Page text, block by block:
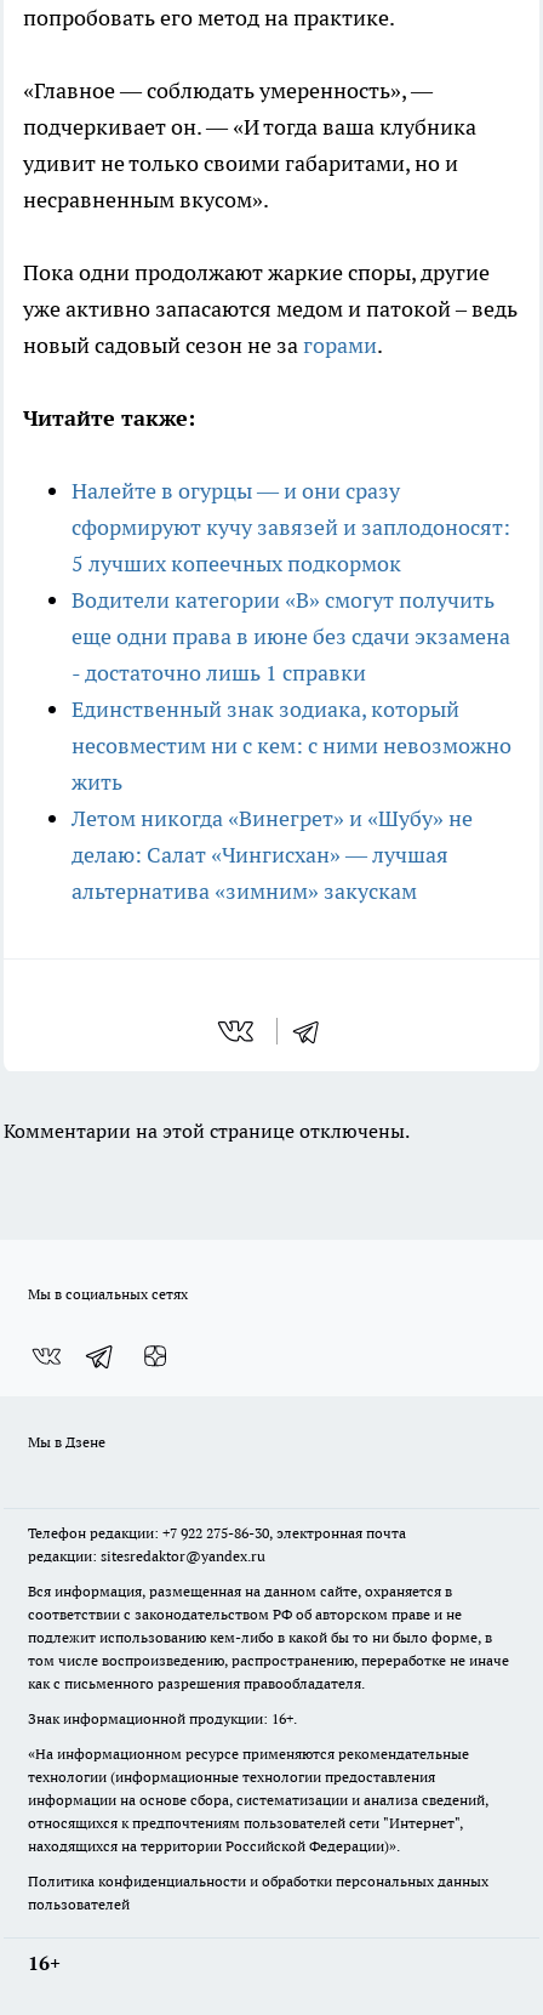
попробовать его метод на практике.
«Главное — соблюдать умеренность», —
подчеркивает он. — «И тогда ваша клубника
удивит не только своими габаритами, но и
несравненным вкусом».
Пока одни продолжают жаркие споры, другие
уже активно запасаются медом и патокой – ведь
новый садовый сезон не загорами.
Читайте также:
Налейте в огурцы — и они сразу
сформируют кучу завязей и заплодоносят:
5 лучших копеечных подкормок
Водители категории «В» смогут получить
еще одни права в июне без сдачи экзамена
- достаточно лишь 1 справки
Единственный знак зодиака, который
несовместим ни с кем: с ними невозможно
жить
Летом никогда «Винегрет» и «Шубу» не
делаю: Салат «Чингисхан» — лучшая
альтернатива «зимним» закускам
Комментарии на этой странице отключены.
Мы в социальных сетях
Мы в Дзене
Телефон редакции: +7 922 275-86-30, электронная почта
редакции: sitesredaktor@yandex.ru
Вся информация, размещенная на данном сайте, охраняется в
соответствии с законодательством РФ об авторском праве и не
подлежит использованию кем-либо в какой бы то ни было форме, в
том числе воспроизведению, распространению, переработке не иначе
как с письменного разрешения правообладателя.
Знак информационной продукции: 16+.
«На информационном ресурсе применяются рекомендательные
технологии (информационные технологии предоставления
информации на основе сбора, систематизации и анализа сведений,
относящихся к предпочтениям пользователей сети "Интернет",
находящихся на территории Российской Федерации)».
Политика конфиденциальности и обработки персональных данных
пользователей
16+